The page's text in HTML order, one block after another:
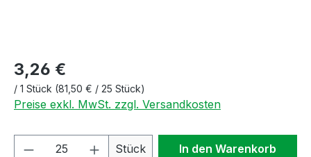
3,26 €
/ 1 Stück (81,50 € / 25 Stück)
Preise exkl. MwSt. zzgl. Versandkosten
Produkt Anzahl: Gib den
Stück In den Warenkorb